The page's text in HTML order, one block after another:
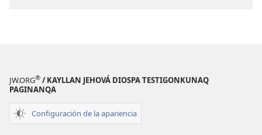
JW.ORG® / KAYLLAN JEHOVÁ DIOSPA TESTIGONKUNAQ
PAGINANQA
Configuración de la apariencia